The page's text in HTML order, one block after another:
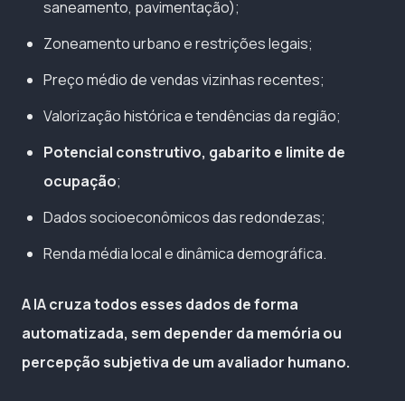
saneamento, pavimentação);
Zoneamento urbano e restrições legais;
Preço médio de vendas vizinhas recentes;
Valorização histórica e tendências da região;
Potencial construtivo, gabarito e limite de
ocupação;
Dados socioeconômicos das redondezas;
Renda média local e dinâmica demográfica.
A IA cruza todos esses dados de forma
automatizada, sem depender da memória ou
percepção subjetiva de um avaliador humano.